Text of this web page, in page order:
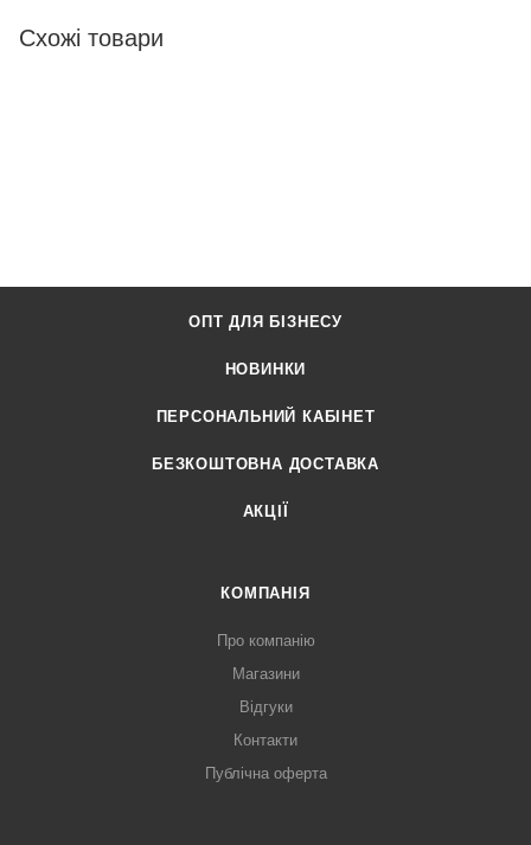
Схожі товари
ОПТ ДЛЯ БІЗНЕСУ
НОВИНКИ
ПЕРСОНАЛЬНИЙ КАБІНЕТ
БЕЗКОШТОВНА ДОСТАВКА
АКЦІЇ
КОМПАНІЯ
Про компанію
Магазини
Відгуки
Контакти
Публічна оферта